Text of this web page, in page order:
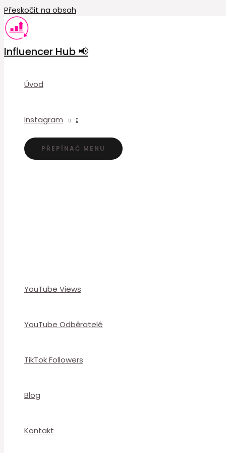
Přeskočit na obsah
Influencer Hub 📢
Úvod
Instagram
PŘEPÍNAČ MENU
YouTube Views
YouTube Odběratelé
TikTok Followers
Blog
Kontakt